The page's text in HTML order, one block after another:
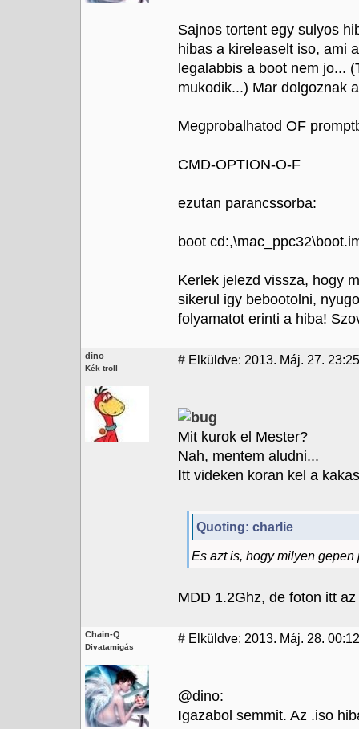
Sajnos tortent egy sulyos
hibas a kireleaselt iso, ami
legalabbis a boot nem jo...
mukodik...) Mar dolgoznak
Megprobalhatod OF
CMD-OPTION-O-F
ezutan parancssorba:
boot
Kerlek jelezd vissza, hogy
sikerul igy bebootolni,
folyamatot erinti a hiba!
dino
Kék troll
# Elküldve: 2013. Máj. 27. 23:25
Mit kurok el Mester?
Nah, mentem aludni...
Itt videken koran kel a
Quoting: charlie
Es azt is, hogy milyen gepen
MDD 1.2Ghz, de foton itt
Chain-Q
Divatamigás
# Elküldve: 2013. Máj. 28.
@dino:
Igazabol semmit. Az .iso